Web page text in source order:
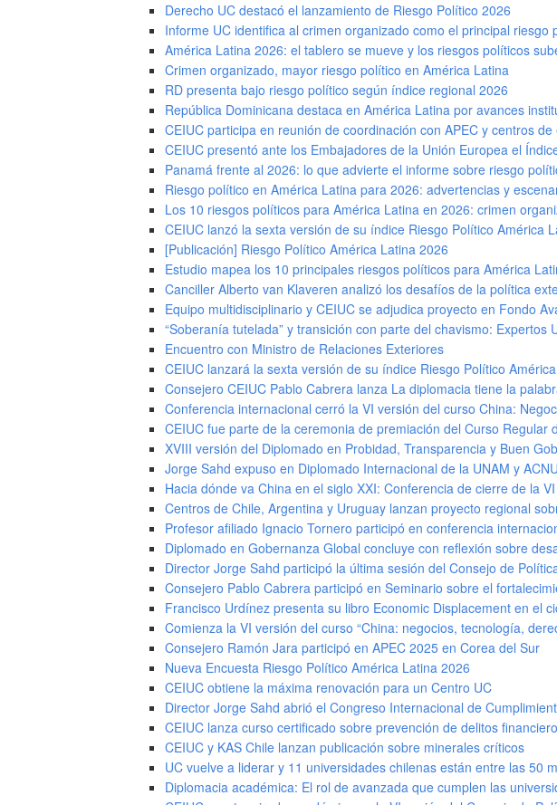
Derecho UC destacó el lanzamiento de Riesgo Político 2026
Informe UC identifica al crimen organizado como el principal riesgo
América Latina 2026: el tablero se mueve y los riesgos políticos
Crimen organizado, mayor riesgo político en América Latina
RD presenta bajo riesgo político según índice regional 2026
República Dominicana destaca en América Latina por avances
CEIUC participa en reunión de coordinación con APEC y centros de
CEIUC presentó ante los Embajadores de la Unión Europea el
Panamá frente al 2026: lo que advierte el informe sobre riesgo
Riesgo político en América Latina para 2026: advertencias y
Los 10 riesgos políticos para América Latina en 2026: crimen
CEIUC lanzó la sexta versión de su índice Riesgo Político América
[Publicación] Riesgo Político América Latina 2026
Estudio mapea los 10 principales riesgos políticos para América
Canciller Alberto van Klaveren analizó los desafíos de la política
Equipo multidisciplinario y CEIUC se adjudica proyecto en Fondo
“Soberanía tutelada” y transición con parte del chavismo:
Encuentro con Ministro de Relaciones Exteriores
CEIUC lanzará la sexta versión de su índice Riesgo Político
Consejero CEIUC Pablo Cabrera lanza La diplomacia tiene la
Conferencia internacional cerró la VI versión del curso China:
CEIUC fue parte de la ceremonia de premiación del Curso Regular
XVIII versión del Diplomado en Probidad, Transparencia y Buen
Jorge Sahd expuso en Diplomado Internacional de la UNAM y
Hacia dónde va China en el siglo XXI: Conferencia de cierre de la
Centros de Chile, Argentina y Uruguay lanzan proyecto regional
Profesor afiliado Ignacio Tornero participó en conferencia
Diplomado en Gobernanza Global concluye con reflexión sobre
Director Jorge Sahd participó la última sesión del Consejo de
Consejero Pablo Cabrera participó en Seminario sobre el
Francisco Urdínez presenta su libro Economic Displacement en el
Comienza la VI versión del curso “China: negocios, tecnología,
Consejero Ramón Jara participó en APEC 2025 en Corea del Sur
Nueva Encuesta Riesgo Político América Latina 2026
CEIUC obtiene la máxima renovación para un Centro UC
Director Jorge Sahd abrió el Congreso Internacional de
CEIUC lanza curso certificado sobre prevención de delitos
CEIUC y KAS Chile lanzan publicación sobre minerales críticos
UC vuelve a liderar y 11 universidades chilenas están entre las 50
Diplomacia académica: El rol de avanzada que cumplen las